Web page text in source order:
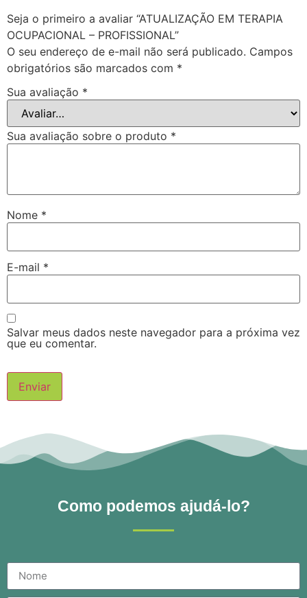
Seja o primeiro a avaliar “ATUALIZAÇÃO EM TERAPIA
OCUPACIONAL – PROFISSIONAL”
O seu endereço de e-mail não será publicado. Campos
obrigatórios são marcados com *
Sua avaliação *
Sua avaliação sobre o produto *
Nome *
E-mail *
Salvar meus dados neste navegador para a próxima vez
que eu comentar.
Como podemos ajudá-lo?